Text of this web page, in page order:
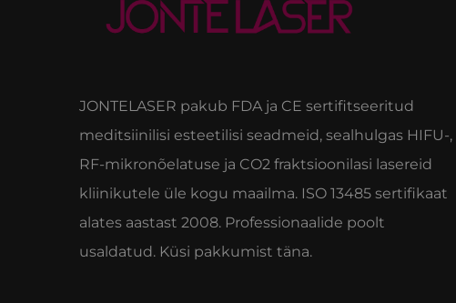
JONTELASER pakub FDA ja CE sertifitseeritud
meditsiinilisi esteetilisi seadmeid, sealhulgas HIFU-,
RF-mikronõelatuse ja CO2 fraktsioonilasi lasereid
kliinikutele üle kogu maailma. ISO 13485 sertifikaat
alates aastast 2008. Professionaalide poolt
usaldatud. Küsi pakkumist täna.